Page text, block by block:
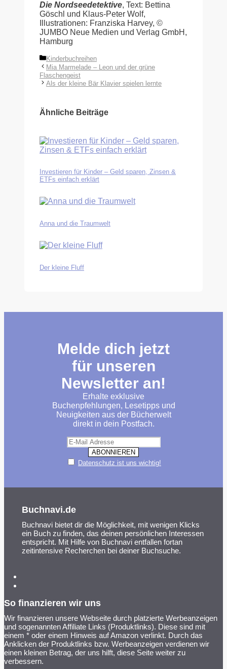
Die Nordseedetektive, Text: Bettina
Göschl und Klaus-Peter Wolf,
Illustrationen: Franziska Harvey, ©
JUMBO Neue Medien und Verlag GmbH,
Hamburg
Kategorien
Kinderbuchreihen
Mia Marmelade – Leon und der grüne
Flaschengeist
Als der kleine Bär Klavier spielen lernte
Ähnliche Beiträge
Investieren für Kinder – Geld sparen, Zinsen &
ETFs einfach erklärt
Anna und die Traumwelt
Der kleine Fluff
Melde dich jetzt
für unseren
Newsletter an!
Erhalte exklusive
Buchenpfehlungen, Lesetipps und
Neuigkeiten aus der Bücherwelt
direkt in dein Postfach.
Datenschutz ist uns wichtig!
Buchnavi.de
Buchnavi bietet dir die Möglichkeit, mit wenigen Klicks
ein Buch zu finden, das deinen persönlichen Interessen
entspricht. Mit Hilfe von Buchnavi entfallen fortan
zeitintensive Recherchen bei deiner Buchsuche.
So finanzieren wir uns
Wir finanzieren unsere Webseite durch platzierte Werbeanzeigen
und sogenannten Affiliate Links (Produktlinks). Diese sind mit
einem * oder einem Hinweis auf Amazon verlinkt. Durch das
Anklicken der Produktlinks bzw. Werbeanzeigen verdienen wir
einen kleinen Betrag, der uns hilft, diese Seite weiter zu
verbessern.